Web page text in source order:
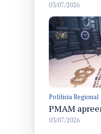
03/07/2026
Políticia Regional
03/07/2026